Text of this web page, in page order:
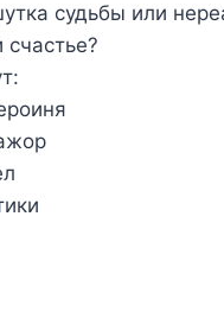
судьбы или